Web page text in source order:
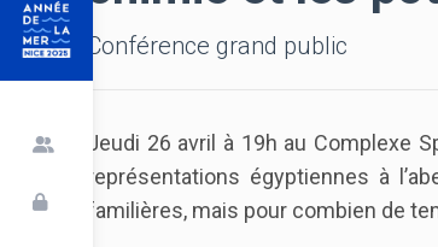
Conférence grand public
Jeudi 26 avril à 19h au Complexe
représentations égyptiennes à
familières, mais pour combien de